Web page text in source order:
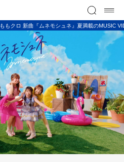
ももクロ 新曲『ムネモシュネ』夏満載のMUSIC